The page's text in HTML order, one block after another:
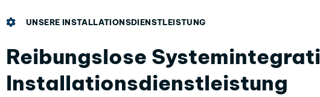
UNSERE INSTALLATIONSDIENSTLEISTUNG
Reibungslose
Installationsdienstleistung